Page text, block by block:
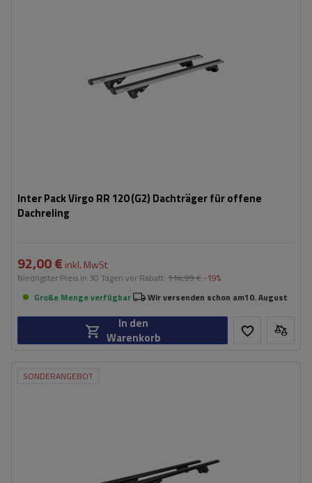
Inter Pack Virgo RR 120 (G2) Dachträger für offene
Dachreling
92,00 € inkl. MwSt
Niedrigster Preis in 30 Tagen vor Rabatt: 114,99 € -19%
Große Menge verfügbar
Wir versenden schon am10. August
In den
Warenkorb
SONDERANGEBOT